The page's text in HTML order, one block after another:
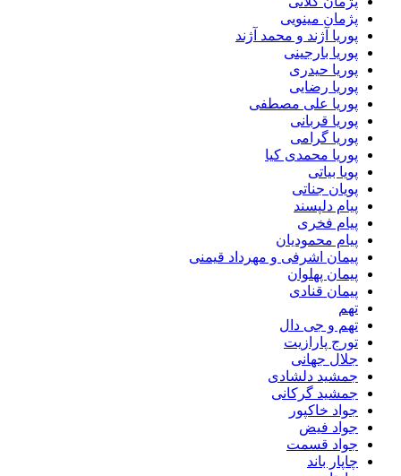
پژمان مینویی
پوریا آژند و محمد آژند
پوریا بارجینی
پوریا حیدری
پوریا رضایی
پوریا علی مصطفی
پوریا قربانی
پوریا گرامی
پوریا محمدی کیا
پویا بیاتی
پویان جناتی
پیام دلپسند
پیام فخری
پیام محمودیان
پیمان اشرفی و مهرداد قیمنی
پیمان پهلوان
پیمان قنادی
تهم
تهم و جی دال
تورج پارازیت
جلال جهانی
جمشید دلشادی
جمشید گرکانی
جواد خاکپور
جواد فیض
جواد قسمت
چاپار باند